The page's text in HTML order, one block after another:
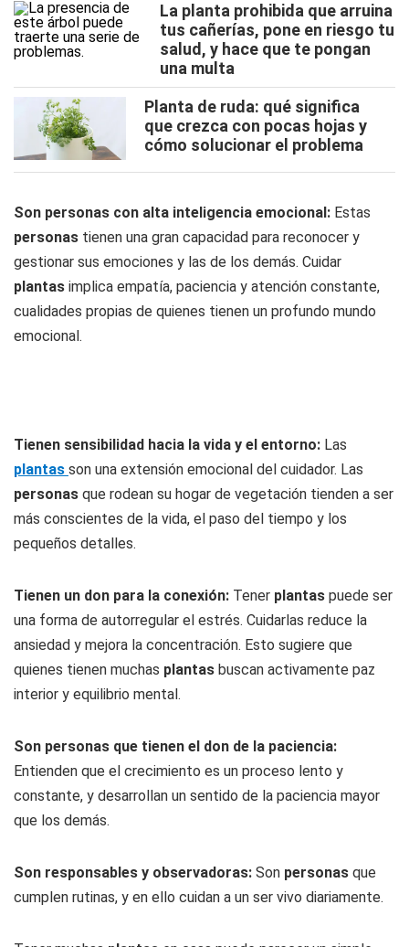
La planta prohibida que arruina
tus cañerías, pone en riesgo tu
salud, y hace que te pongan
una multa
Planta de ruda: qué significa
que crezca con pocas hojas y
cómo solucionar el problema
Son personas con alta inteligencia emocional: Estas
personas tienen una gran capacidad para reconocer y
gestionar sus emociones y las de los demás. Cuidar
plantas implica empatía, paciencia y atención constante,
cualidades propias de quienes tienen un profundo mundo
emocional.
Tienen sensibilidad hacia la vida y el entorno: Las
plantas son una extensión emocional del cuidador. Las
personas que rodean su hogar de vegetación tienden a ser
más conscientes de la vida, el paso del tiempo y los
pequeños detalles.
Tienen un don para la conexión: Tener plantas puede ser
una forma de autorregular el estrés. Cuidarlas reduce la
ansiedad y mejora la concentración. Esto sugiere que
quienes tienen muchas plantas buscan activamente paz
interior y equilibrio mental.
Son personas que tienen el don de la paciencia:
Entienden que el crecimiento es un proceso lento y
constante, y desarrollan un sentido de la paciencia mayor
que los demás.
Son responsables y observadoras: Son personas que
cumplen rutinas, y en ello cuidan a un ser vivo diariamente.